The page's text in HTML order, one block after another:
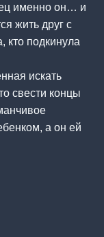
именно он… и
жить друг с
кто подкинула
искать
свести концы
а он ей